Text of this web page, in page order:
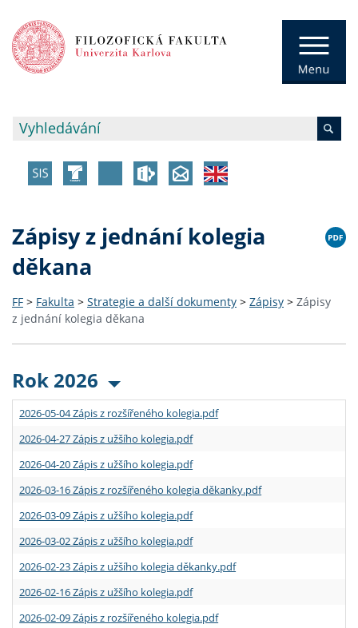
Zápisy z jednání kolegia
děkana
FF > Fakulta > Strategie a další dokumenty > Zápisy > Zápisy
z jednání kolegia děkana
Rok 2026
2026-05-04 Zápis z rozšířeného kolegia.pdf
2026-04-27 Zápis z užšího kolegia.pdf
2026-04-20 Zápis z užšího kolegia.pdf
2026-03-16 Zápis z rozšířeného kolegia děkanky.pdf
2026-03-09 Zápis z užšího kolegia.pdf
2026-03-02 Zápis z užšího kolegia.pdf
2026-02-23 Zápis z užšího kolegia děkanky.pdf
2026-02-16 Zápis z užšího kolegia.pdf
2026-02-09 Zápis z rozšířeného kolegia.pdf